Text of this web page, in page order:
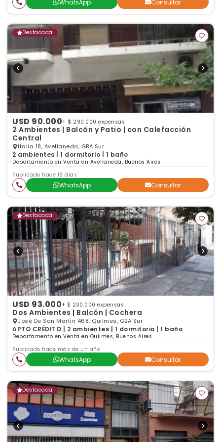
WhatsApp Consultar
Destacada
USD 90.000+ $ 290.000 expensas
2 Ambientes | Balcón y Patio | con Calefacción
Central
Italia 18, Avellaneda, GBA Sur
2 ambientes | 1 dormitorio | 1 baño
Departamento en Venta en Avellaneda, Buenos Aires
Publicado hace 16 días
WhatsApp Consultar
Destacada
USD 93.000+ $ 230.000 expensas
Dos Ambientes | Balcón | Cochera
José De San Martin 468, Quilmes, GBA Sur
APTO CRÉDITO | 2 ambientes | 1 dormitorio | 1 baño
Departamento en Venta en Quilmes, Buenos Aires
Publicado hace más de un año
WhatsApp Consultar
Destacada